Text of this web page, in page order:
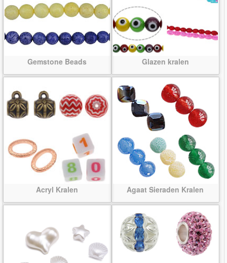
Gemstone Beads Glazen kralen
Acryl Kralen Agaat Sieraden Kralen